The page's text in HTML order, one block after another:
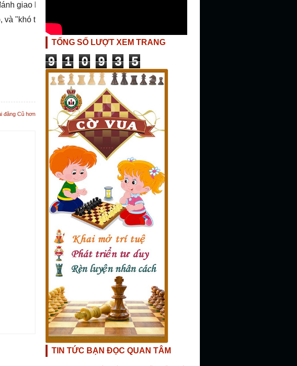
giao hữu với
"khó tìm ai
đăng Cũ hơn
TỔNG SỐ LƯỢT XEM TRANG
9 1 0 9 3 5
TIN TỨC BẠN ĐỌC QUAN TÂM